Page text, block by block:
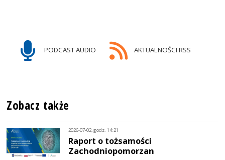
PODCAST AUDIO AKTUALNOŚCI RSS
Zobacz także
2026-07-02, godz. 14:21
Raport o tożsamości
Zachodniopomorzan